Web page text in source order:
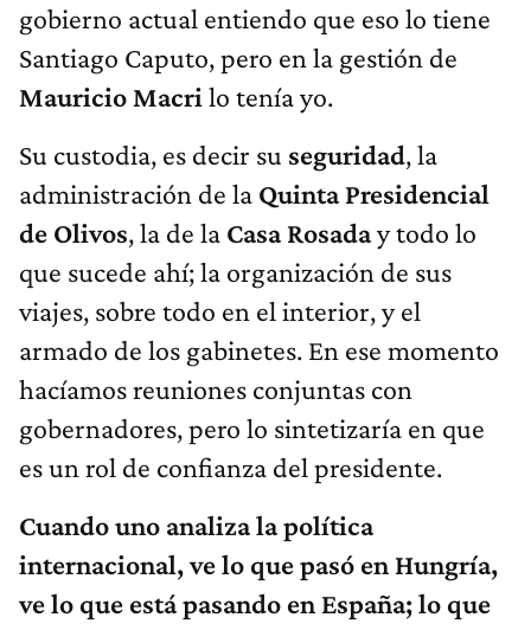
gobierno actual entiendo que eso lo tiene
Santiago Caputo, pero en la gestión de
Mauricio Macri lo tenía yo.
Su custodia, es decir su seguridad, la
administración de la Quinta Presidencial
de Olivos, la de la Casa Rosaday todo lo
que sucede ahí; la organización de sus
viajes, sobre todo en el interior, y el
armado de los gabinetes. En ese momento
hacíamos reuniones conjuntas con
gobernadores, pero lo sintetizaría en que
es un rol de confianza del presidente.
Cuando uno analiza la política
internacional, ve lo que pasó en Hungría,
ve lo que está pasando en España; lo que